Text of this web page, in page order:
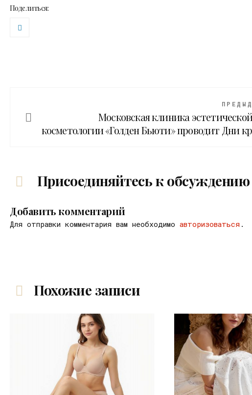
Поделиться:
Московская клиника
косметологии «Голден Бьюти» проводит Дни
Присоединяйтесь к обсуждению
Добавить комментарий
Для отправки комментария вам необходимо авторизоваться .
Похожие записи